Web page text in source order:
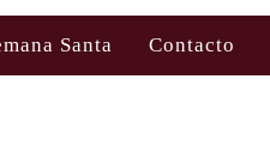
Santa Contacto